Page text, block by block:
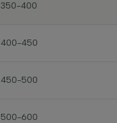
350-400
400-450
450-500
500-600